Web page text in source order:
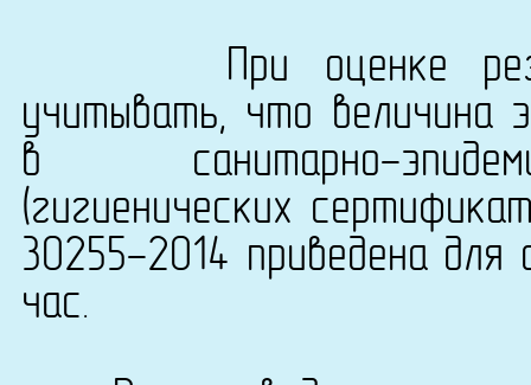
При оценке
учитывать, что величина
в санитарно-
(гигиенических
30255-2014 приведена для
час.